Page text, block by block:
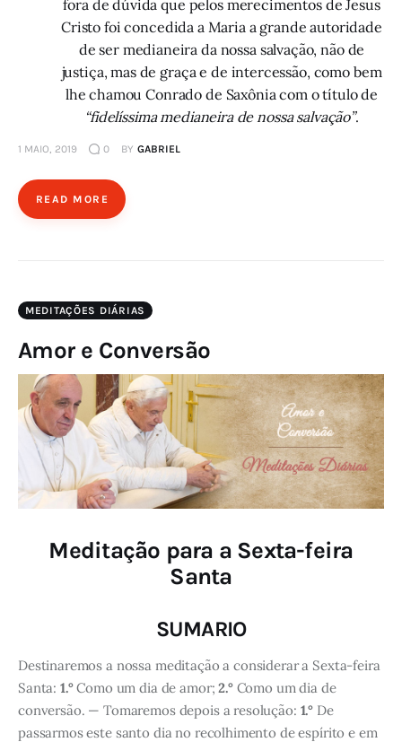
fora de dúvida que pelos merecimentos de Jesus
Cristo foi concedida a Maria a grande autoridade
de ser medianeira da nossa salvação, não de
justiça, mas de graça e de intercessão, como bem
lhe chamou Conrado de Saxônia com o título de
“fidelíssima medianeira de nossa salvação”.
1 MAIO, 2019 0 BY GABRIEL
READ MORE
MEDITAÇÕES DIÁRIAS
Amor e Conversão
Meditação para a Sexta-feira
Santa
SUMARIO
Destinaremos a nossa meditação a considerar a Sexta-feira
Santa: 1.°Como um dia de amor;2.°Como um dia de
conversão. — Tomaremos depois a resolução: 1.° De
passarmos este santo dia no recolhimento de espírito e em